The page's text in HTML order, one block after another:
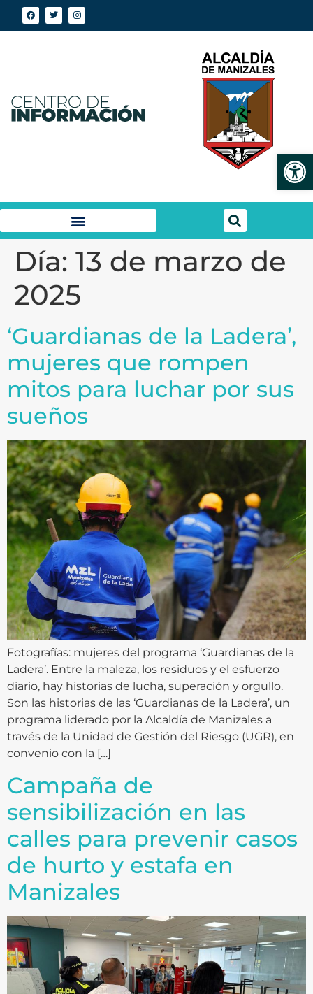
Día: 13 de marzo de
2025
‘Guardianas de la Ladera’,
mujeres que rompen
mitos para luchar por sus
sueños
Fotografías: mujeres del programa ‘Guardianas de la
Ladera’. Entre la maleza, los residuos y el esfuerzo
diario, hay historias de lucha, superación y orgullo.
Son las historias de las ‘Guardianas de la Ladera’, un
programa liderado por la Alcaldía de Manizales a
través de la Unidad de Gestión del Riesgo (UGR), en
convenio con la […]
Campaña de
sensibilización en las
calles para prevenir casos
de hurto y estafa en
Manizales